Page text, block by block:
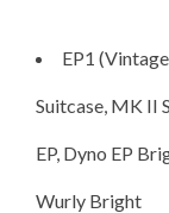
EP1
Suitcase, MK II
EP, Dyno EP
Wurly Bright